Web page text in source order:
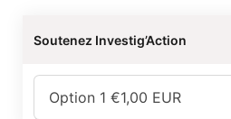
Soutenez Investig’Action